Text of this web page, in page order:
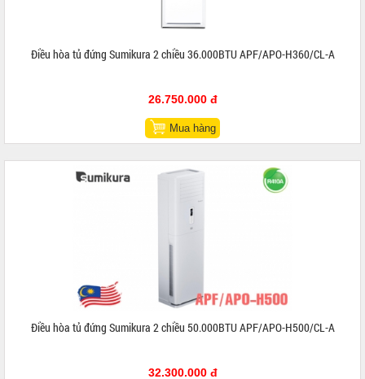
Điều hòa tủ đứng Sumikura 2 chiều 36.000BTU APF/APO-H360/CL-A
26.750.000 đ
Mua hàng
Điều hòa tủ đứng Sumikura 2 chiều 50.000BTU APF/APO-H500/CL-A
32.300.000 đ